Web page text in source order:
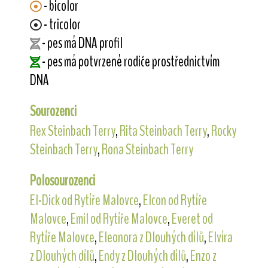
- bicolor
- tricolor
- pes má DNA profil
- pes má potvrzené rodiče prostřednictvím
DNA
Sourozenci
Rex Steinbach Terry,Rita Steinbach Terry,Rocky
Steinbach Terry,Rona Steinbach Terry
Polosourozenci
El-Dick od Rytíře Malovce,Elcon od Rytíře
Malovce,Emil od Rytíře Malovce,Everet od
Rytíře Malovce,Eleonora z Dlouhých dílů,Elvíra
z Dlouhých dílů,Endy z Dlouhých dílů,Enzo z